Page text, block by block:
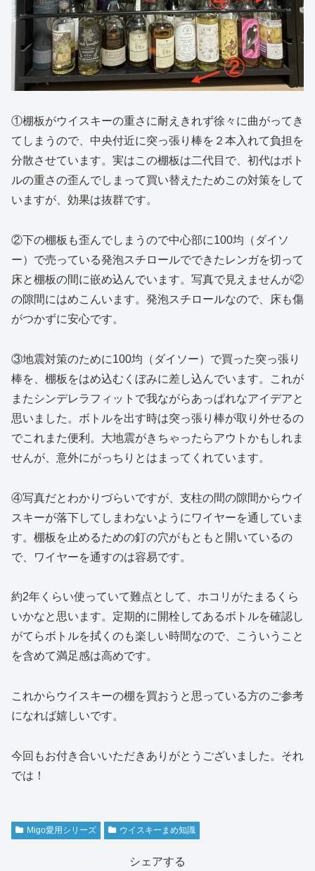
①棚板がウイスキーの重さに耐えきれず徐々に曲がってき
てしまうので、中央付近に突っ張り棒を２本入れて負担を
分散させています。実はこの棚板は二代目で、初代はボト
ルの重さの歪んでしまって買い替えたためこの対策をして
いますが、効果は抜群です。
②下の棚板も歪んでしまうので中心部に100均（ダイソ
ー）で売っている発泡スチロールでできたレンガを切って
床と棚板の間に嵌め込んでいます。写真で見えませんが②
の隙間にはめこんいます。発泡スチロールなので、床も傷
がつかずに安心です。
③地震対策のために100均（ダイソー）で買った突っ張り
棒を、棚板をはめ込むくぼみに差し込んでいます。これが
またシンデレラフィットで我ながらあっぱれなアイデアと
思いました。ボトルを出す時は突っ張り棒が取り外せるの
でこれまた便利。大地震がきちゃったらアウトかもしれま
せんが、意外にがっちりとはまってくれています。
④写真だとわかりづらいですが、支柱の間の隙間からウイ
スキーが落下してしまわないようにワイヤーを通していま
す。棚板を止めるための釘の穴がもともと開いているの
で、ワイヤーを通すのは容易です。
約2年くらい使っていて難点として、ホコリがたまるくら
いかなと思います。定期的に開栓してあるボトルを確認し
がてらボトルを拭くのも楽しい時間なので、こういうこと
を含めて満足感は高めです。
これからウイスキーの棚を買おうと思っている方のご参考
になれば嬉しいです。
今回もお付き合いいただきありがとうございました。それ
では！
Migo愛用シリーズ ウイスキーまめ知識
シェアする